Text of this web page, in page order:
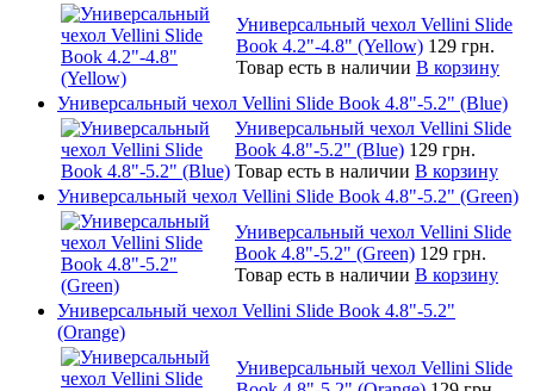
Универсальный чехол Vellini Slide
Book 4.2"-4.8" (Yellow) 129 грн.
Товар есть в наличии В корзину
Универсальный чехол Vellini Slide Book 4.8"-5.2" (Blue)
Универсальный чехол Vellini Slide
Book 4.8"-5.2" (Blue) 129 грн.
Товар есть в наличии В корзину
Универсальный чехол Vellini Slide Book 4.8"-5.2" (Green)
Универсальный чехол Vellini Slide
Book 4.8"-5.2" (Green) 129 грн.
Товар есть в наличии В корзину
Универсальный чехол Vellini Slide Book 4.8"-5.2"
(Orange)
Универсальный чехол Vellini Slide